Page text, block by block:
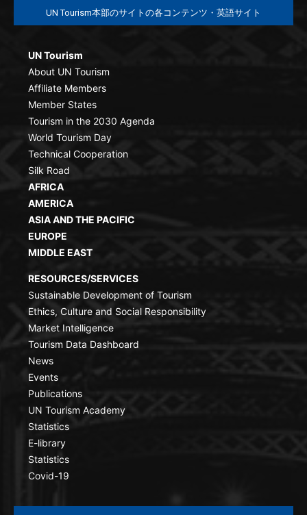
UN Tourism本部のサイトの各コンテンツ・英語サイト
UN Tourism
About UN Tourism
Affiliate Members
Member States
Tourism in the 2030 Agenda
World Tourism Day
Technical Cooperation
Silk Road
AFRICA
AMERICA
ASIA AND THE PACIFIC
EUROPE
MIDDLE EAST
RESOURCES/SERVICES
Sustainable Development of Tourism
Ethics, Culture and Social Responsibility
Market Intelligence
Tourism Data Dashboard
News
Events
Publications
UN Tourism Academy
Statistics
E-library
Statistics
Covid-19